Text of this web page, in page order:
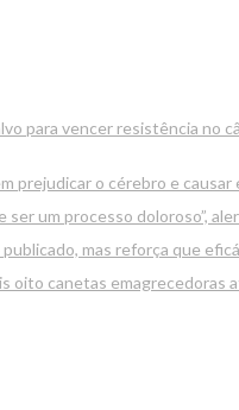
para vencer resistência no
prejudicar o cérebro e
ser um processo doloroso”,
mas reforça que
oito canetas emagrecedoras